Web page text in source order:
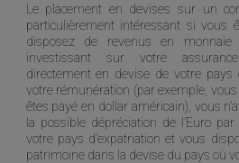
Le placement en devises sur un
particulièrement intéressant si vous
disposez de revenus en
investissant sur votre
directement en devise de votre pays
votre rémunération (par exemple,
êtes payé en dollar américain), vous
la possible dépréciation de l’Euro
votre pays d’expatriation et vous
patrimoine dans la devise du pays où